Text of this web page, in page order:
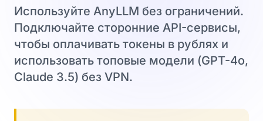
Используйте AnyLLM без ограничений.
Подключайте сторонние API-сервисы,
чтобы оплачивать токены в рублях и
использовать топовые модели (GPT-4o,
Claude 3.5) без VPN.